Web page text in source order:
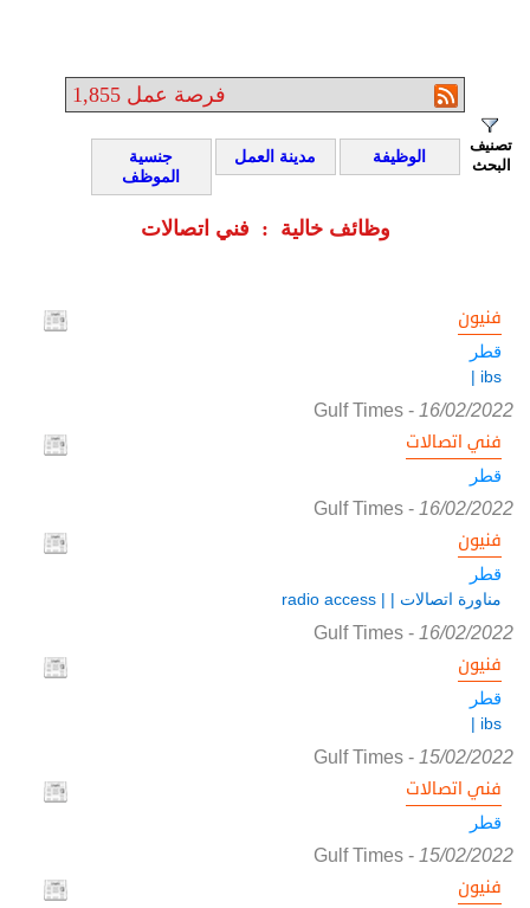
1,855 فرصة عمل
تصنيف
البحث
الوظيفة مدينة العمل
جنسية
الموظف
وظائف خالية : فني اتصالات
فنيون
قطر
ibs |
Gulf Times- 16/02/2022
فني اتصالات
قطر
Gulf Times- 16/02/2022
فنيون
قطر
مناورة اتصالات | | radio access
Gulf Times- 16/02/2022
فنيون
قطر
ibs |
Gulf Times- 15/02/2022
فني اتصالات
قطر
Gulf Times- 15/02/2022
فنيون